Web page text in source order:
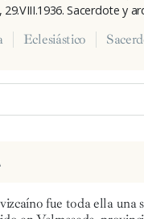
29.VIII.1936. Sacerdote y
Eclesiástico
fue toda ella una